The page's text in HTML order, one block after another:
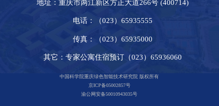
地址：重庆市两江新区方正大道266号 (400714)
电话：（023）65935555
传真：（023）65935000
其它：专家公寓住宿预订（023）65936060
中国科学院重庆绿色智能技术研究院 版权所有
京ICP备05002857号
渝公网安备50010943035号